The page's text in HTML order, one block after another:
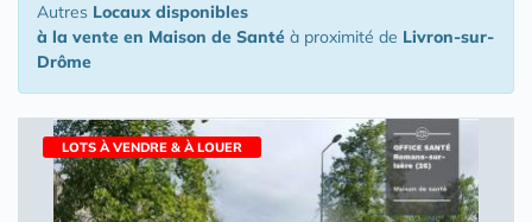
Autres Locaux disponibles
à la vente en Maison de Santé à proximité de Livron-sur-
Drôme
LOTS À VENDRE & À LOUER